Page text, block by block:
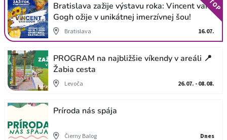
Bratislava zažije výstavu roka: Vincent van
Gogh ožije v unikátnej imerzívnej šou!
Bratislava 16.07.
TOP
PROGRAM na najbližšie víkendy v areáli 📍
Žabia cesta
Levoča 26.07. - 08.08.
Príroda nás spája
Čierny Balog Dnes